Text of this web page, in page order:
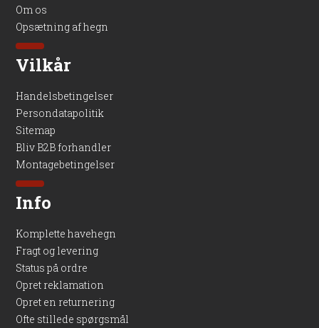
Om os
Opsætning af hegn
Vilkår
Handelsbetingelser
Persondatapolitik
Sitemap
Bliv B2B forhandler
Montagebetingelser
Info
Komplette havehegn
Fragt og levering
Status på ordre
Opret reklamation
Opret en returnering
Ofte stillede spørgsmål